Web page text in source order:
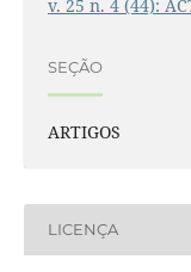
v. 25 n. 4 (44):
SEÇÃO
ARTIGOS
LICENÇA